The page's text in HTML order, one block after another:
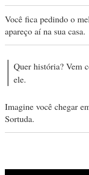
Você fica pedindo o
apareço aí na sua casa.
Quer história? Vem
ele.
Imagine você chegar
Sortuda.